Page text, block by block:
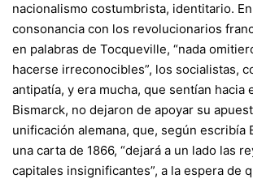
nacionalismo costumbrista, identitario.
consonancia con los revolucionarios
en palabras de Tocqueville, “nada
hacerse irreconocibles”, los socialistas,
antipatía, y era mucha, que sentían hacia
Bismarck, no dejaron de apoyar su
unificación alemana, que, según escribía
una carta de 1866, “dejará a un lado las
capitales insignificantes”, a la espera de